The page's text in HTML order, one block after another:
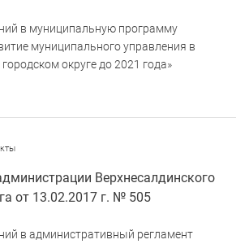
в муниципальную программу
муниципального управления в
округе до 2021 года»
Верхнесалдинского
от 13.02.2017 г. № 505
в административный регламент